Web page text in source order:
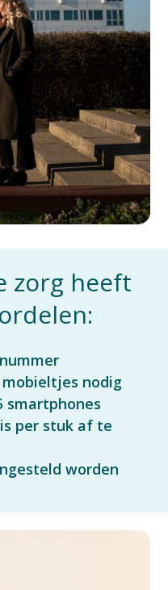
zorg heeft
nodig
smartphones
per stuk af te
worden